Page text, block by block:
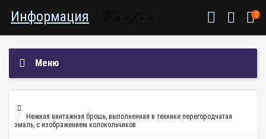
Информация 0
Меню
Нежная винтажная брошь, выполненная в технике перегородчатая
эмаль, с изображением колокольчиков